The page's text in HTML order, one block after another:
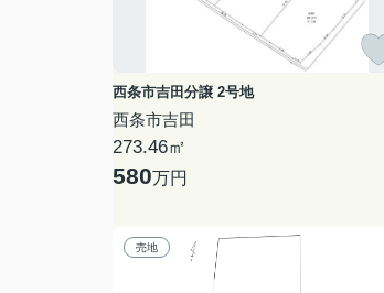
西条市吉田分譲 2号地
西条市吉田
273.46㎡
580万円
売地